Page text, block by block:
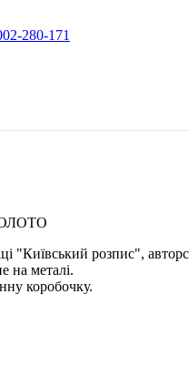
280-171
"Київський розпис",
на металі.
коробочку.